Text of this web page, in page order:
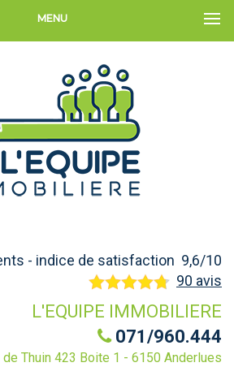
MENU
- indice de satisfaction 9,6/10
90 avis
L'EQUIPE IMMOBILIERE
071/960.444
Thuin 423 Boite 1 - 6150 Anderlues